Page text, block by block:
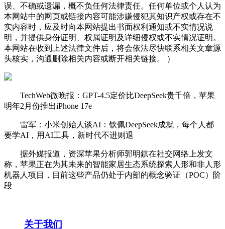
误、不确或遗漏，概不负任何法律责任。任何单位或个人认为
本网站中的网页或链接内容可能涉嫌侵犯其知识产权或存在不
实内容时，应及时向本网站提出书面权利通知或不实情况说
明，并提供身份证明、权属证明及详细侵权或不实情况证明。
本网站在收到上述法律文件后，将会依法尽快联系相关文章源
头核实，沟通删除相关内容或断开相关链接。 ）
TechWeb微晚报：GPT-4.5定价比DeepSeek贵千倍，苹果
明年2月份推出iPhone 17e
雷军：小米创始人谈AI：钦佩DeepSeek成就，每个人都
要学AI，用AI工具，新时代不进则退
据外媒报道，资深苹果分析师郭明錤在社交网络上发文
称，苹果正在为其未来的智能家居生态系统探索人形和非人形
机器人项目，目前这些产品仍处于内部的概念验证（POC）阶
段
关于我们